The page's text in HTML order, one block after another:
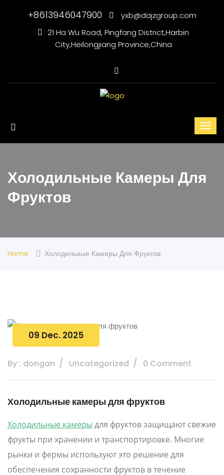
+8613946047900
yxb@dajzgroup.com
21 Ha Wu Road, Pingfang District,Harbin
City,Heilongjiang Province,China
Холодильные Камеры Для
Фруктов
Home Холодильные Камеры Для Фруктов
09 Dec. 2025
By : dongan Uncategorized 0 Comment
Холодильные камеры для фруктов
Холодильные камеры для фруктов защищают свежие
фрукты при хранении и транспортировке. Многие
рынки и фермы используют это решение для
обеспечения сохранности фруктов в течение